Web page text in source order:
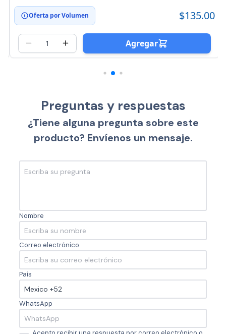
Oferta por Volumen $135.00
Agregar
Preguntas y respuestas
¿Tiene alguna pregunta sobre este
producto? Envíenos un mensaje.
Nombre
Correo electrónico
País
WhatsApp